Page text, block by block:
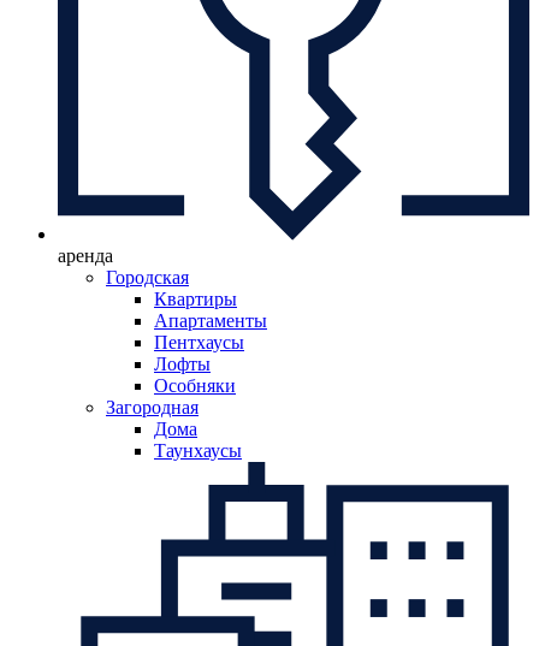
аренда
Городская
Квартиры
Апартаменты
Пентхаусы
Лофты
Особняки
Загородная
Дома
Таунхаусы